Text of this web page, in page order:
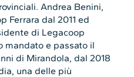
Andrea Benini,
Ferrara dal 2011 ed
di Legacoop
mandato e passato il
di Mirandola, dal 2018
una delle più